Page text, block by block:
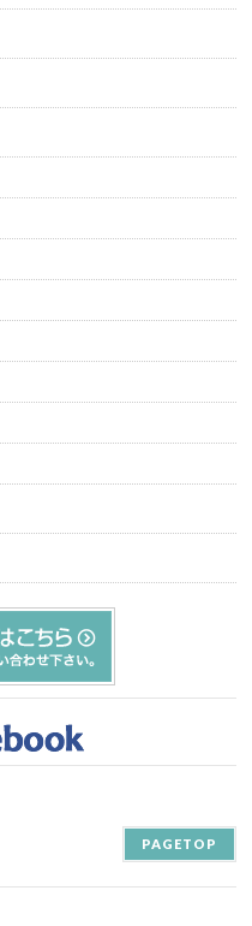
PAGETOP